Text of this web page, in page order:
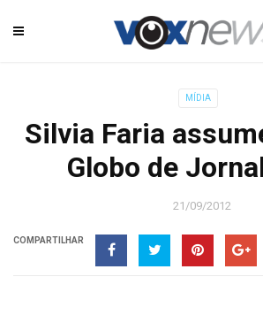
MÍDIA
Silvia Faria
Globo de
21/09/2012
COMPARTILHAR